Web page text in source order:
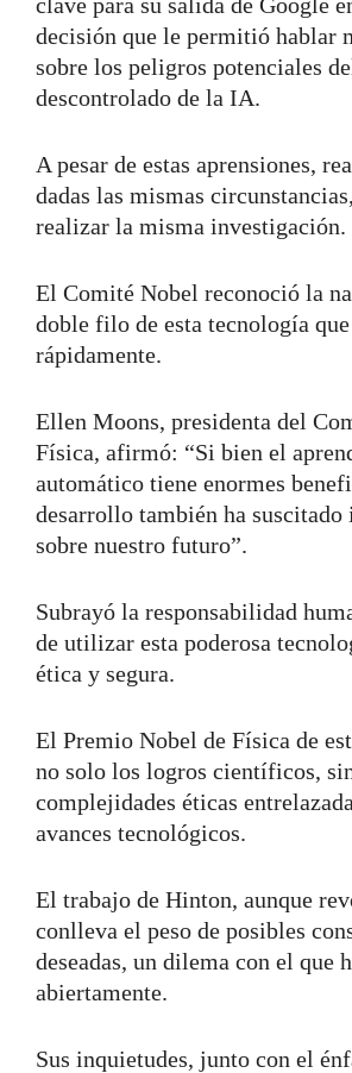
decisión que le permitió hablar
sobre los peligros potenciales
descontrolado de la IA.
A pesar de estas aprensiones,
dadas las mismas
realizar la misma investigación.
El Comité Nobel reconoció la
doble filo de esta tecnología que
rápidamente.
Ellen Moons, presidenta del
Física, afirmó: “Si bien el
automático tiene enormes
desarrollo también ha suscitado
sobre nuestro futuro”.
Subrayó la responsabilidad
de utilizar esta poderosa
ética y segura.
El Premio Nobel de Física de
no solo los logros científicos,
complejidades éticas
avances tecnológicos.
El trabajo de Hinton, aunque
conlleva el peso de posibles
deseadas, un dilema con el que
abiertamente.
Sus inquietudes, junto con el